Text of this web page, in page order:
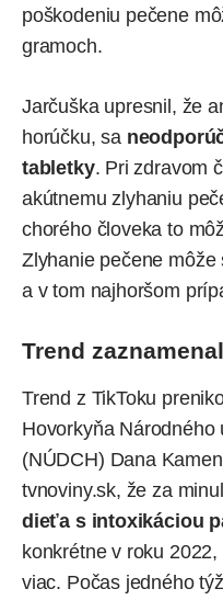
poškodeniu pečene
gramoch.
Jarčuška upresnil, že
horúčku, sa
tabletky. Pri zdravom
akútnemu zlyhaniu
chorého človeka to
Zlyhanie pečene
a v tom najhoršom
Trend
Trend z TikToku
Hovorkyňa
(NÚDCH) Dana
tvnoviny.sk, že za
dieťa s intoxikáciou
konkrétne v roku
viac. Počas jedného